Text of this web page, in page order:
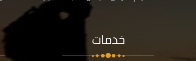
خدمات